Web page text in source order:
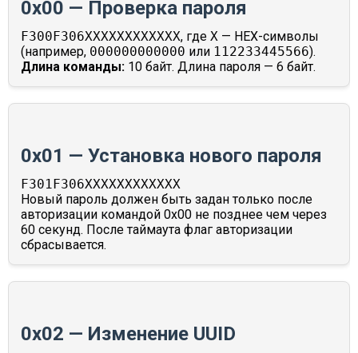
0x00 — Проверка пароля
F300F306XXXXXXXXXXXX, где X — HEX-символы
(например, 000000000000 или 112233445566).
Длина команды: 10 байт. Длина пароля — 6 байт.
0x01 — Установка нового пароля
F301F306XXXXXXXXXXXX
Новый пароль должен быть задан только после
авторизации командой 0x00 не позднее чем через
60 секунд. После таймаута флаг авторизации
сбрасывается.
0x02 — Изменение UUID